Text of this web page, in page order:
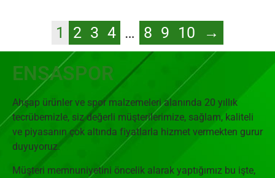
1 2 3 4 … 8 9 10 →
ENSASPOR
Ahşap ürünler ve spor malzemeleri alanında 20 yıllık
tecrübemizle, siz değerli müşterilerimize, sağlam, kaliteli
ve piyasanın çok altında fiyatlarla hizmet vermekten gurur
duyuyoruz.
Müşteri memnuniyetini öncelik alarak yaptığımız bu işte,